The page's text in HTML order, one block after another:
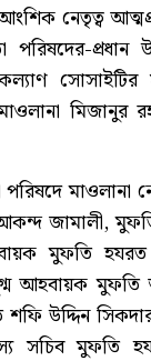
নেতৃত্ব
প্রধান
মিজানুর
মাওলানা
জামালী,
মুফতি হযরত
আহবায়ক
উদ্দিন
সচিব মুফতি